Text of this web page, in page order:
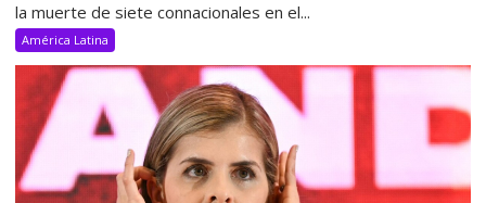
la muerte de siete connacionales en el...
América Latina